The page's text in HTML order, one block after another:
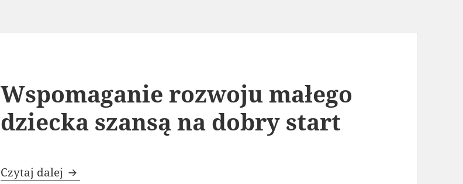
Wspomaganie rozwoju małego
dziecka szansą na dobry start
Czytaj dalej Wspomaganie rozwoju małego dziecka szansą na dobry start